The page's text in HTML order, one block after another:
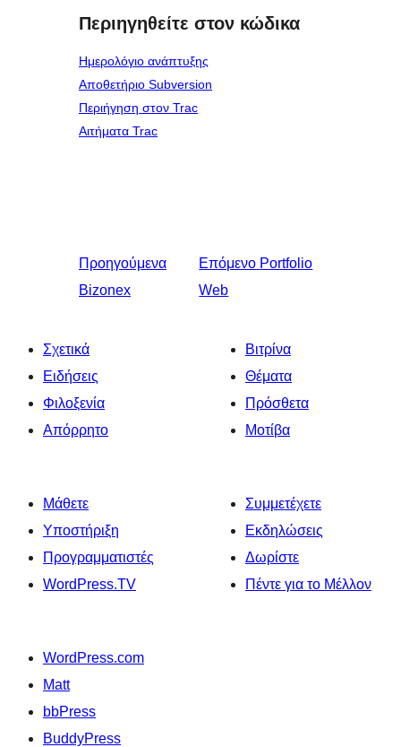
Περιηγηθείτε στον κώδικα
Ημερολόγιο ανάπτυξης
Αποθετήριο Subversion
Περιήγηση στον Trac
Αιτήματα Trac
Προηγούμενα
Bizonex
Επόμενο Portfolio
Web
Σχετικά
Ειδήσεις
Φιλοξενία
Απόρρητο
Βιτρίνα
Θέματα
Πρόσθετα
Μοτίβα
Μάθετε
Υποστήριξη
Προγραμματιστές
WordPress.TV
Συμμετέχετε
Εκδηλώσεις
Δωρίστε
Πέντε για το Μέλλον
WordPress.com
Matt
bbPress
BuddyPress